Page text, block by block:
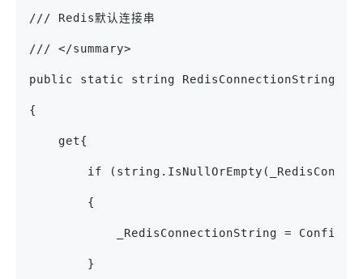
/// Redis默认连接串
/// </summary>
public static string RedisConnectionString
{
    get{
if
        {
_RedisConnectionString =
        }